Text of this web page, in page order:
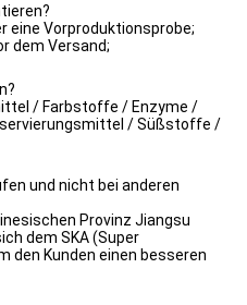
eine Vorproduktionsprobe;
dem Versand;
/ Farbstoffe / Enzyme /
/ Süßstoffe /
und nicht bei anderen
Provinz Jiangsu
dem SKA (Super
den Kunden einen besseren